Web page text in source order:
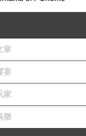
於俄亥俄州鋼鐵小鎮
章
宴
家
樂